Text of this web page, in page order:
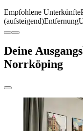
Empfohlene Unterkünfte
(aufsteigend)Entfernung
Deine
Norrköping